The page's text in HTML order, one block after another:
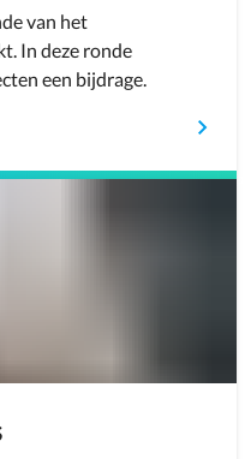
van het
In deze ronde
een bijdrage.